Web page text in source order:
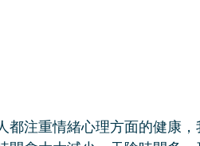
都注重情緒心理方面的健康